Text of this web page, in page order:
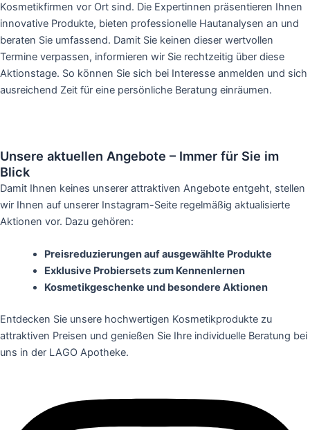
Kosmetikfirmen vor Ort sind. Die Expertinnen präsentieren Ihnen
innovative Produkte, bieten professionelle Hautanalysen an und
beraten Sie umfassend. Damit Sie keinen dieser wertvollen
Termine verpassen, informieren wir Sie rechtzeitig über diese
Aktionstage. So können Sie sich bei Interesse anmelden und sich
ausreichend Zeit für eine persönliche Beratung einräumen.
Unsere aktuellen Angebote – Immer für Sie im
Blick
Damit Ihnen keines unserer attraktiven Angebote entgeht, stellen
wir Ihnen auf unserer Instagram-Seite regelmäßig aktualisierte
Aktionen vor. Dazu gehören:
Preisreduzierungen auf ausgewählte Produkte
Exklusive Probiersets zum Kennenlernen
Kosmetikgeschenke und besondere Aktionen
Entdecken Sie unsere hochwertigen Kosmetikprodukte zu
attraktiven Preisen und genießen Sie Ihre individuelle Beratung bei
uns in der LAGO Apotheke.